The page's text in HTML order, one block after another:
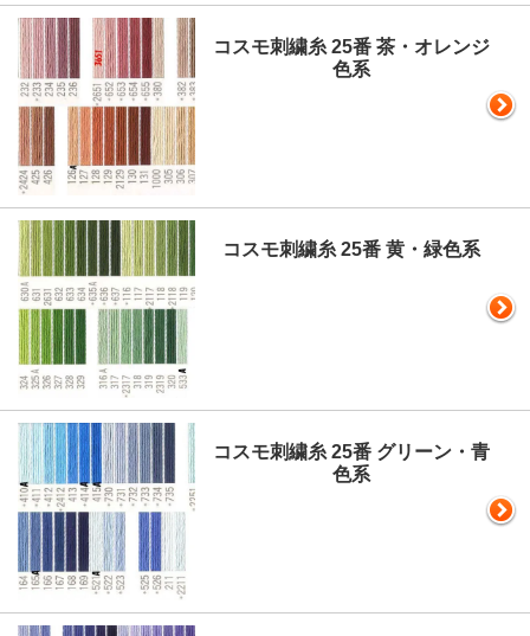
コスモ刺繍糸 25番 茶・オレンジ
色系
コスモ刺繍糸 25番 黄・緑色系
コスモ刺繍糸 25番 グリーン・青
色系